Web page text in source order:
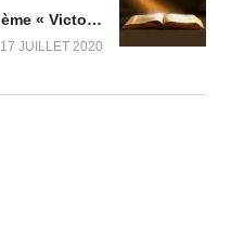
Pourquoi j’Enseigne Sur le Thème « Victoire sur l’Évangile et les Enseignements de la Prospérité »
17 JUILLET 2020